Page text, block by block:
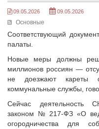
ПОЗДРАВЛЕНИЯ
Исполнительная
Ревизионная комиссия
Палаты Совета
Комитеты Совета
Правление Совета
Обработка
Партнеры Совета
Инвестиционные
Контактная информация
09.05.2026 09.05.2026
Основные
Соответствующий
палаты.
Новые меры должны
миллионов россиян —
не доезжают кареты
коммунальные службы,
Сейчас деятельность
законом № 217-ФЗ «О
огородничества для